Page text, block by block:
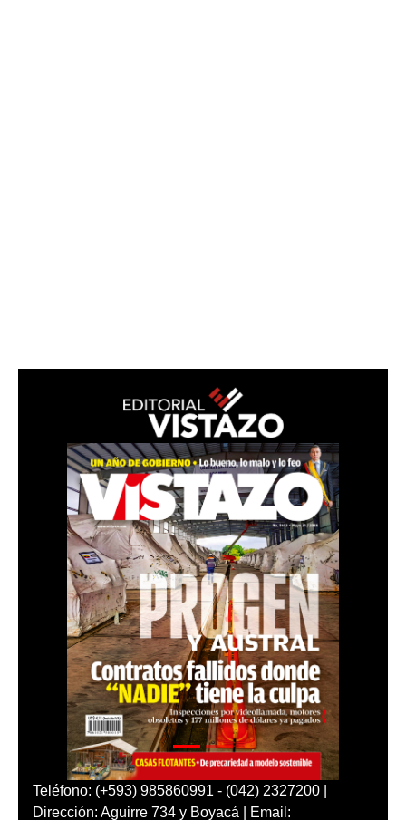
Teléfono: (+593) 985860991 - (042) 2327200 |
Dirección: Aguirre 734 y Boyacá | Email: